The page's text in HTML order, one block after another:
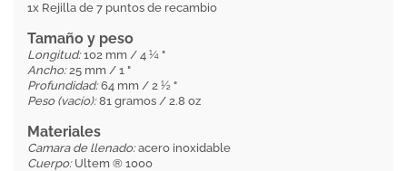
1x Rejilla de 7 puntos de recambio
Tamaño y peso
Longitud:102 mm / 4 ¼ "
Ancho:25 mm / 1 "
Profundidad:64 mm / 2 ½ "
Peso (vacío):81 gramos / 2.8 oz
Materiales
Camara de llenado:acero inoxidable
Cuerpo:Ultem ® 1000